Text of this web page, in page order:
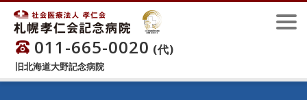
011-665-0020 (代)
旧北海道大野記念病院